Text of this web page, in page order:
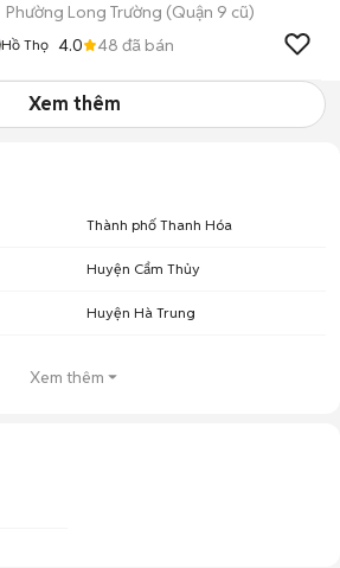
Phường Long Trường (Quận 9 cũ)
Hồ Thọ 4.0 48 đã bán
Xem thêm
Thành phố Thanh Hóa
Huyện Cẩm Thủy
Huyện Hà Trung
Xem thêm